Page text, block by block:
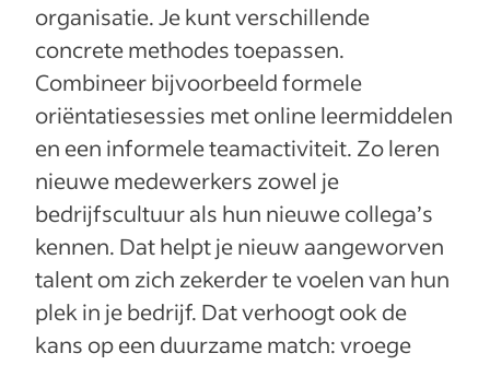
organisatie. Je kunt verschillende
concrete methodes toepassen.
Combineer bijvoorbeeld formele
oriëntatiesessies met online leermiddelen
en een informele teamactiviteit. Zo leren
nieuwe medewerkers zowel je
bedrijfscultuur als hun nieuwe collega’s
kennen. Dat helpt je nieuw aangeworven
talent om zich zekerder te voelen van hun
plek in je bedrijf. Dat verhoogt ook de
kans op een duurzame match: vroege